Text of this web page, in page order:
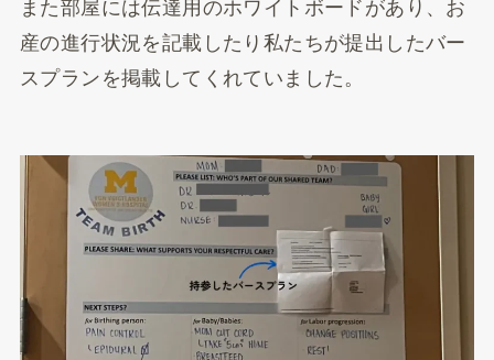
また部屋には伝達用のホワイトボードがあり、お
産の進行状況を記載したり私たちが提出したバー
スプランを掲載してくれていました。